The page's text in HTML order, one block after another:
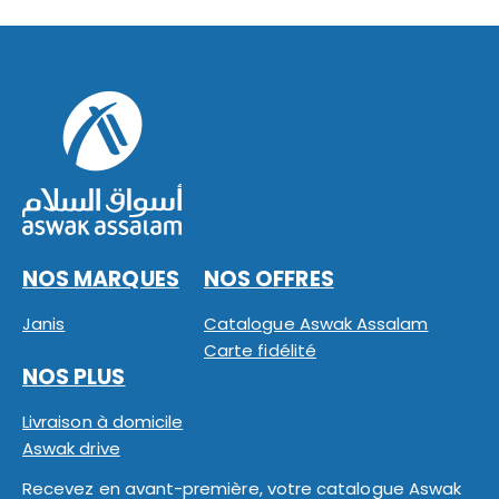
NOS MARQUES
Janis
NOS OFFRES
Catalogue Aswak Assalam
Carte fidélité
NOS PLUS
Livraison à domicile
Aswak drive
Recevez en avant-première, votre catalogue Aswak